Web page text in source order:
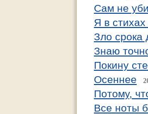
Сам не
Я в
Зло срока
Знаю
Покину
Осеннее
Потому,
Все ноты